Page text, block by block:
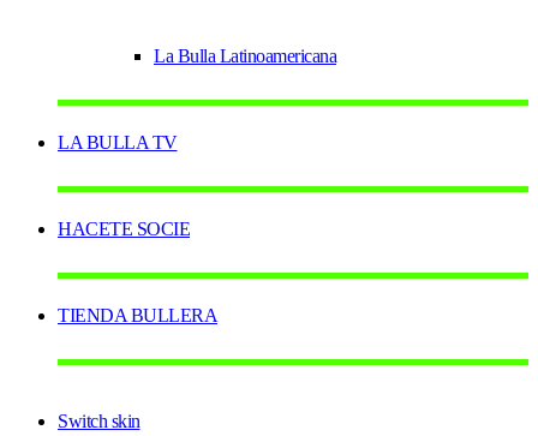
La Bulla Latinoamericana
LA BULLA TV
HACETE SOCIE
TIENDA BULLERA
Switch skin